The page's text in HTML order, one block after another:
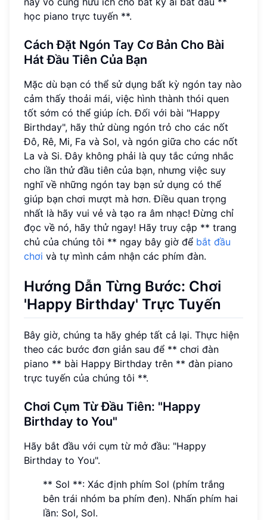
học piano trực tuyến **.
Cách Đặt Ngón Tay Cơ Bản Cho Bài
Hát Đầu Tiên Của Bạn
Mặc dù bạn có thể sử dụng bất kỳ ngón tay nào
cảm thấy thoải mái, việc hình thành thói quen
tốt sớm có thể giúp ích. Đối với bài "Happy
Birthday", hãy thử dùng ngón trỏ cho các nốt
Đô, Rê, Mi, Fa và Sol, và ngón giữa cho các nốt
La và Si. Đây không phải là quy tắc cứng nhắc
cho lần thử đầu tiên của bạn, nhưng việc suy
nghĩ về những ngón tay bạn sử dụng có thể
giúp bạn chơi mượt mà hơn. Điều quan trọng
nhất là hãy vui vẻ và tạo ra âm nhạc! Đừng chỉ
đọc về nó, hãy thử ngay! Hãy truy cập ** trang
chủ của chúng tôi ** ngay bây giờ để bắt đầu
chơi và tự mình cảm nhận các phím đàn.
Hướng Dẫn Từng Bước: Chơi
'Happy Birthday' Trực Tuyến
Bây giờ, chúng ta hãy ghép tất cả lại. Thực hiện
theo các bước đơn giản sau để ** chơi đàn
piano ** bài Happy Birthday trên ** đàn piano
trực tuyến của chúng tôi **.
Chơi Cụm Từ Đầu Tiên: "Happy
Birthday to You"
Hãy bắt đầu với cụm từ mở đầu: "Happy
Birthday to You".
** Sol **: Xác định phím Sol (phím trắng
bên trái nhóm ba phím đen). Nhấn phím hai
lần: Sol, Sol.